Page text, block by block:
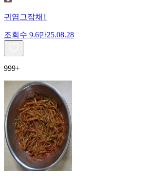
귀염그잡채1
조회수 9.6만25.08.28
999+